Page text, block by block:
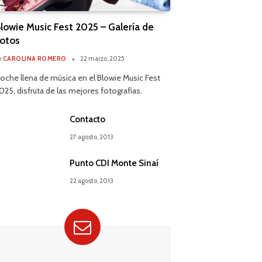
Music Fest 2025 – Galería de
CAROLINA ROMERO 22 marzo, 2025
llena de música en el Blowie Music Fest
disfruta de las mejores fotografías.
Contacto
27 agosto, 2013
Punto CDI Monte Sinaí
22 agosto, 2013